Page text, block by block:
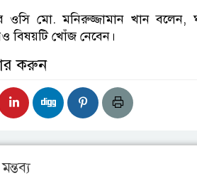
ওসি মো. মনিরুজ্জামান খান বলেন,
বিষয়টি খোঁজ নেবেন।
করুন